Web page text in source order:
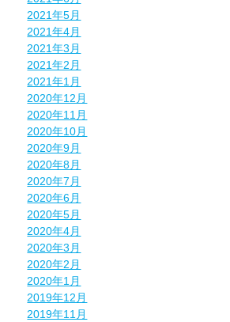
2021年5月
2021年4月
2021年3月
2021年2月
2021年1月
2020年12月
2020年11月
2020年10月
2020年9月
2020年8月
2020年7月
2020年6月
2020年5月
2020年4月
2020年3月
2020年2月
2020年1月
2019年12月
2019年11月